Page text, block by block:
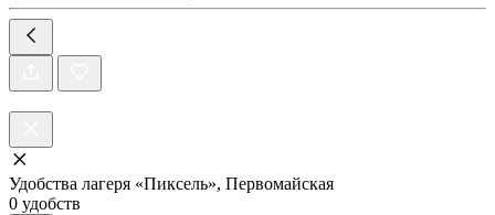
Удобства лагеря «Пиксель», Первомайская
0 удобств